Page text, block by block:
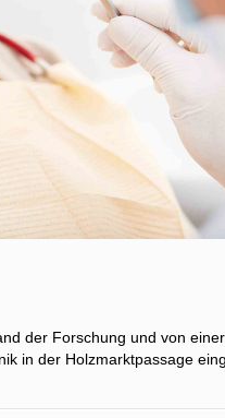
der Forschung und von
in der Holzmarktpassage